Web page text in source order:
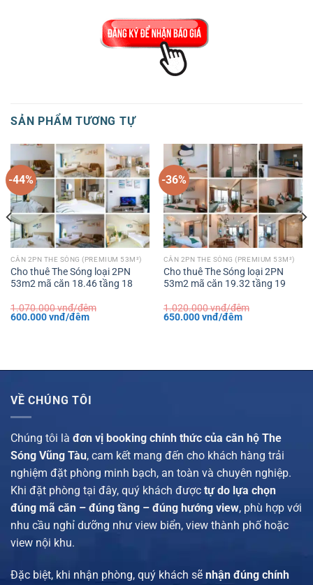
SẢN PHẨM TƯƠNG TỰ
-44%
CĂN 2PN THE SÓNG (PREMIUM 53M²)
Cho thuê The Sóng loại 2PN
53m2 mã căn 18.46 tầng 18
1.070.000vnđ/đêm
Giá
600.000vnđ/đêmGiá
-36%
CĂN 2PN THE SÓNG (PREMIUM 53M²)
Cho thuê The Sóng loại 2PN
53m2 mã căn 19.32 tầng 19
1.020.000vnđ/đêm
Giá
650.000vnđ/đêmGiá
VỀ CHÚNG TÔI
Chúng tôi là đơn vị booking chính thức của căn hộ The
Sóng Vũng Tàu, cam kết mang đến cho khách hàng trải
nghiệm đặt phòng minh bạch, an toàn và chuyên nghiệp.
Khi đặt phòng tại đây, quý khách được tự do lựa chọn
đúng mã căn – đúng tầng – đúng hướng view, phù hợp với
nhu cầu nghỉ dưỡng như view biển, view thành phố hoặc
view nội khu.
Đặc biệt, khi nhận phòng, quý khách sẽ nhận đúng chính